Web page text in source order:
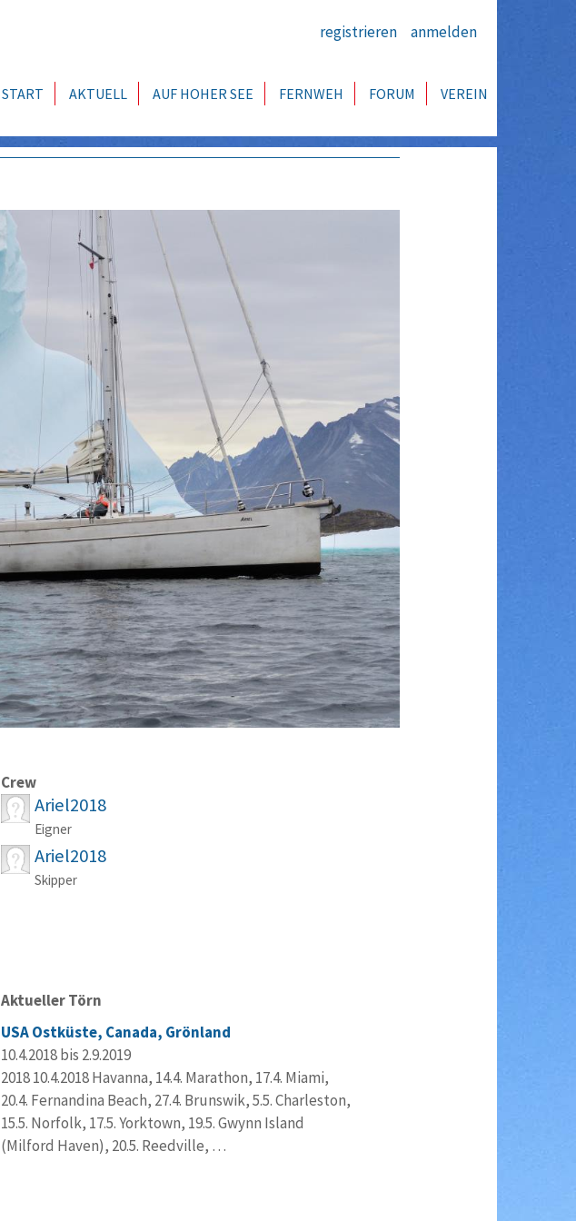
registrieren anmelden
START AKTUELL AUF HOHER SEE FERNWEH FORUM VEREIN
Crew
Ariel2018
Eigner
Ariel2018
Skipper
Aktueller Törn
USA Ostküste, Canada, Grönland
10.4.2018 bis 2.9.2019
2018 10.4.2018 Havanna, 14.4. Marathon, 17.4. Miami,
20.4. Fernandina Beach, 27.4. Brunswik, 5.5. Charleston,
15.5. Norfolk, 17.5. Yorktown, 19.5. Gwynn Island
(Milford Haven), 20.5. Reedville, …